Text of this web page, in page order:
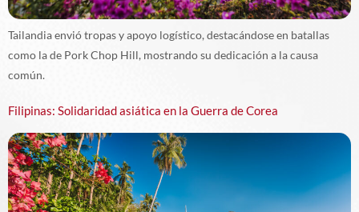
Tailandia envió tropas y apoyo logístico, destacándose en batallas
como la de Pork Chop Hill, mostrando su dedicación a la causa
común.
Filipinas: Solidaridad asiática en la Guerra de Corea